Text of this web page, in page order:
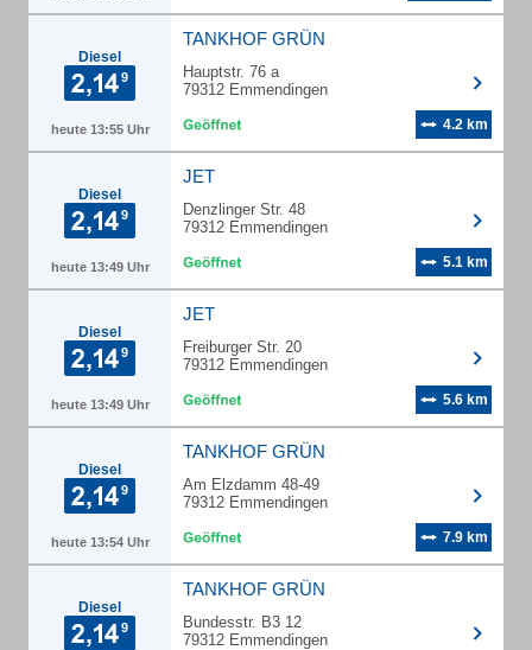
Diesel
heute 13:55 Uhr
TANKHOF GRÜN
Hauptstr. 76 a
79312 Emmendingen
4.2 km
Diesel
heute 13:49 Uhr
JET
Denzlinger Str. 48
79312 Emmendingen
5.1 km
Diesel
heute 13:49 Uhr
JET
Freiburger Str. 20
79312 Emmendingen
5.6 km
Diesel
heute 13:54 Uhr
TANKHOF GRÜN
Am Elzdamm 48-49
79312 Emmendingen
7.9 km
Diesel
TANKHOF GRÜN
Bundesstr. B3 12
79312 Emmendingen